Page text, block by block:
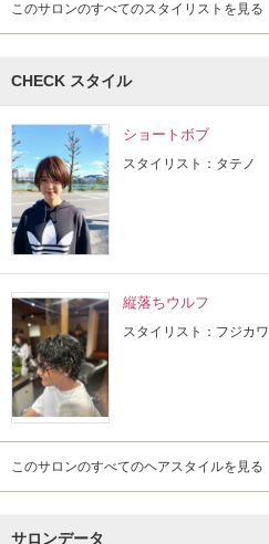
このサロンのすべてのスタイリストを見る
CHECK スタイル
ショートボブ
スタイリスト：タテノ
縦落ちウルフ
スタイリスト：フジカワ
このサロンのすべてのヘアスタイルを見る
サロンデータ